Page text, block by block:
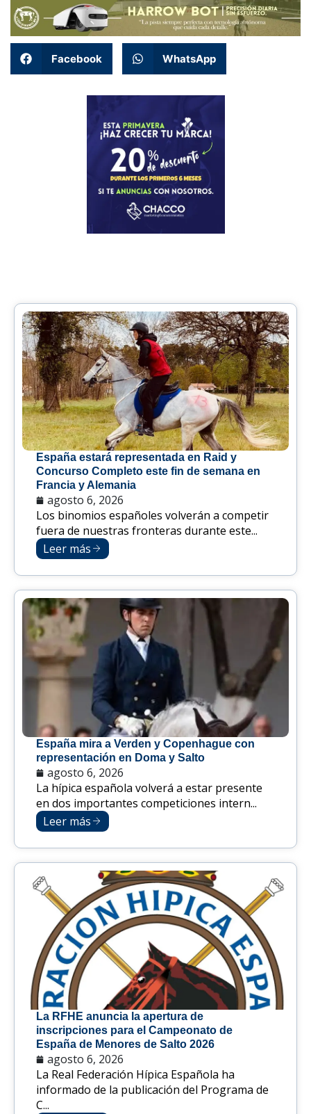
Facebook WhatsApp
España estará representada en Raid y
Concurso Completo este fin de semana en
Francia y Alemania
agosto 6, 2026
Los binomios españoles volverán a competir
fuera de nuestras fronteras durante este...
Leer más
España mira a Verden y Copenhague con
representación en Doma y Salto
agosto 6, 2026
La hípica española volverá a estar presente
en dos importantes competiciones intern...
Leer más
La RFHE anuncia la apertura de
inscripciones para el Campeonato de
España de Menores de Salto 2026
agosto 6, 2026
La Real Federación Hípica Española ha
informado de la publicación del Programa de
C...